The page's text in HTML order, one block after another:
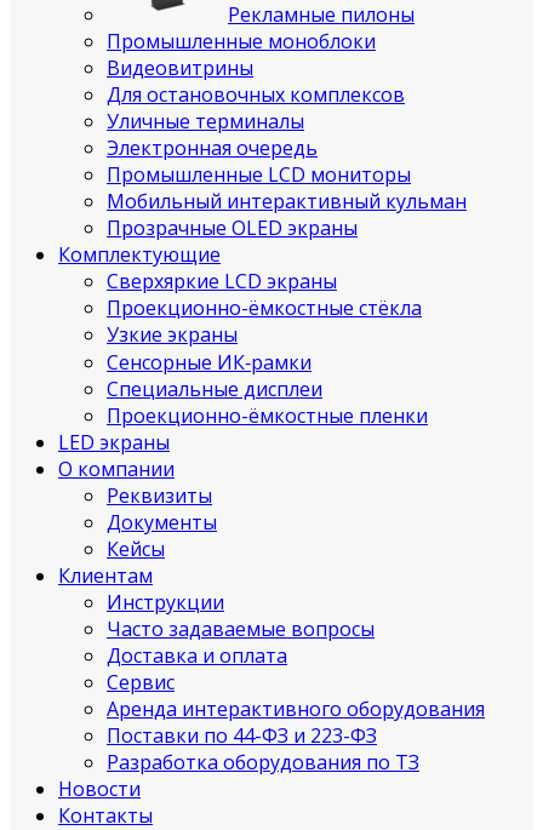
Рекламные пилоны
Промышленные моноблоки
Видеовитрины
Для остановочных комплексов
Уличные терминалы
Электронная очередь
Промышленные LCD мониторы
Мобильный интерактивный кульман
Прозрачные OLED экраны
Комплектующие
Сверхяркие LCD экраны
Проекционно-ёмкостные стёкла
Узкие экраны
Сенсорные ИК‑рамки
Специальные дисплеи
Проекционно-ёмкостные пленки
LED экраны
О компании
Реквизиты
Документы
Кейсы
Клиентам
Инструкции
Часто задаваемые вопросы
Доставка и оплата
Сервис
Аренда интерактивного оборудования
Поставки по 44-ФЗ и 223-ФЗ
Разработка оборудования по ТЗ
Новости
Контакты